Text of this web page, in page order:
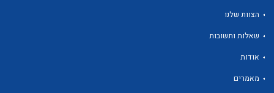
הצוות שלנו
שאלות ותשובות
אודות
מאמרים